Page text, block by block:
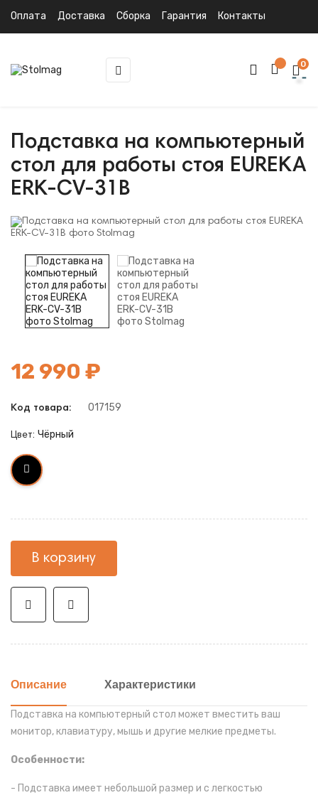
Оплата Доставка Сборка Гарантия Контакты
Toggle
navigation
☰ 0
Подставка на компьютерный
стол для работы стоя EUREKA
ERK-CV-31B
12 990 ₽
Код товара: 017159
Цвет: Чёрный
В корзину
Описание Характеристики
Подставка на компьютерный стол может вместить ваш
монитор, клавиатуру, мышь и другие мелкие предметы.
Особенности:
- Подставка имеет небольшой размер и с легкостью